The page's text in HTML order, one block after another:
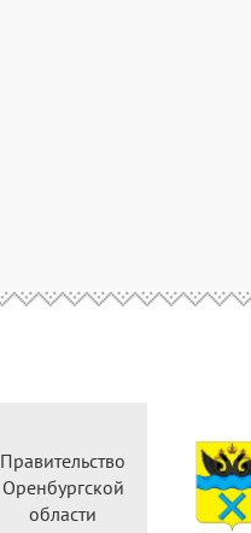
Правительство
Оренбургской
области